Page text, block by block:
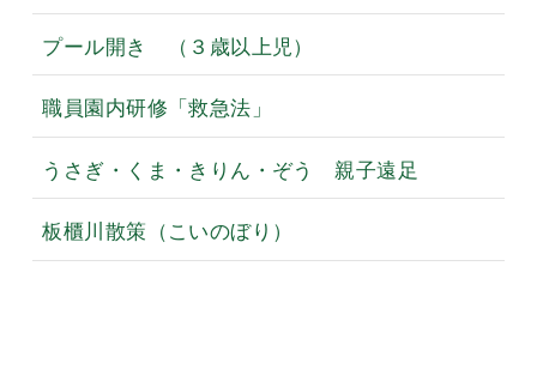
プール開き （３歳以上児）
職員園内研修「救急法」
うさぎ・くま・きりん・ぞう 親子遠足
板櫃川散策（こいのぼり）